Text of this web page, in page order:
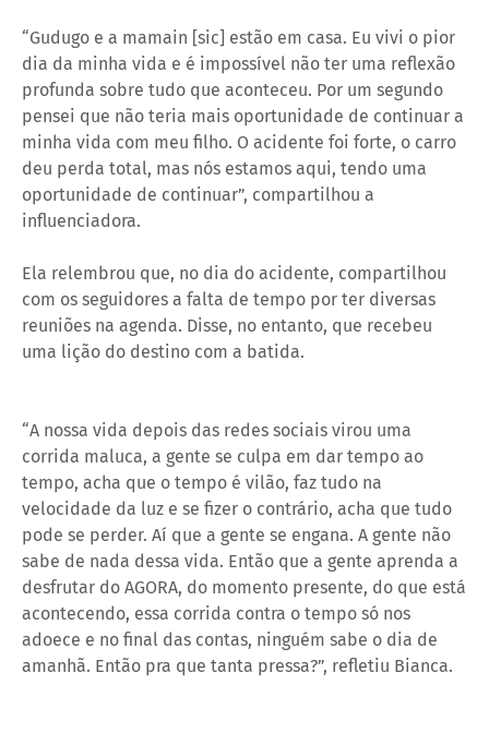
“Gudugo e a mamain [sic] estão em casa. Eu vivi o pior
dia da minha vida e é impossível não ter uma reflexão
profunda sobre tudo que aconteceu. Por um segundo
pensei que não teria mais oportunidade de continuar a
minha vida com meu filho. O acidente foi forte, o carro
deu perda total, mas nós estamos aqui, tendo uma
oportunidade de continuar”, compartilhou a
influenciadora.
Ela relembrou que, no dia do acidente, compartilhou
com os seguidores a falta de tempo por ter diversas
reuniões na agenda. Disse, no entanto, que recebeu
uma lição do destino com a batida.
“A nossa vida depois das redes sociais virou uma
corrida maluca, a gente se culpa em dar tempo ao
tempo, acha que o tempo é vilão, faz tudo na
velocidade da luz e se fizer o contrário, acha que tudo
pode se perder. Aí que a gente se engana. A gente não
sabe de nada dessa vida. Então que a gente aprenda a
desfrutar do AGORA, do momento presente, do que está
acontecendo, essa corrida contra o tempo só nos
adoece e no final das contas, ninguém sabe o dia de
amanhã. Então pra que tanta pressa?”, refletiu Bianca.